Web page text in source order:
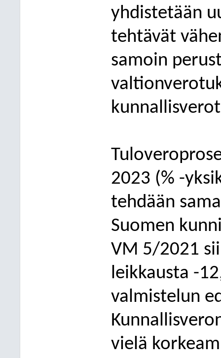
yhdistetään
tehtävät
samoin
valtionvero
2023 (% -
tehdään
Suomen
VM 5/2021
leikkausta -
valmistelun
vielä